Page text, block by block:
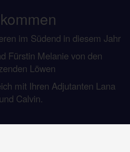
im Südend in diesem Jahr
Fürstin Melanie von den
Löwen
mit Ihren Adjutanten Lana
und Calvin.